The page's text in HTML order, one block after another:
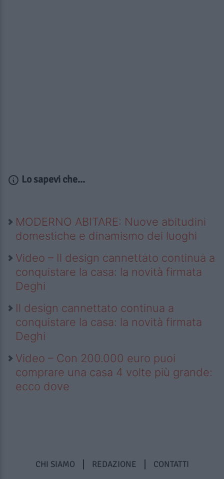
Lo sapevi che...
MODERNO ABITARE: Nuove abitudini
domestiche e dinamismo dei luoghi
Video – Il design cannettato continua a
conquistare la casa: la novità firmata
Deghi
Il design cannettato continua a
conquistare la casa: la novità firmata
Deghi
Video – Con 200.000 euro puoi
comprare una casa 4 volte più grande:
ecco dove
CHI SIAMO REDAZIONE CONTATTI